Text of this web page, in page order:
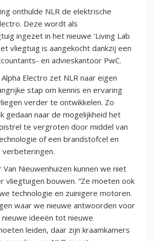
onthulde NLR de elektrische
Deze wordt als
ingezet in het nieuwe ‘Living Lab
vliegtuig is aangekocht dankzij een
en advieskantoor PwC.
Electro zet NLR naar eigen
stap om kennis en ervaring
verder te ontwikkelen. Zo
gedaan naar de mogelijkheid het
te vergroten door middel van
of een brandstofcel en
verbeteringen.
Nieuwenhuizen kunnen we niet
vliegtuigen bouwen. “Ze moeten ook
technologie en zuinigere motoren.
waar we nieuwe antwoorden voor
nieuwe ideeën tot nieuwe
leiden, daar zijn kraamkamers